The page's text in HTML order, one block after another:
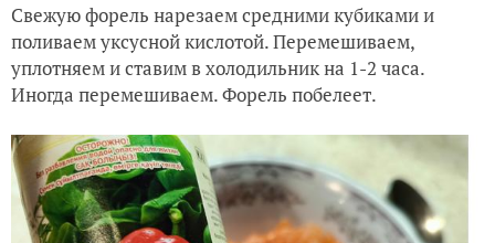
Свежую форель нарезаем средними кубиками и
поливаем уксусной кислотой. Перемешиваем,
уплотняем и ставим в холодильник на 1-2 часа.
Иногда перемешиваем. Форель побелеет.